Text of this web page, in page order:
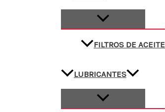
FILTROS DE ACEITE
LUBRICANTES